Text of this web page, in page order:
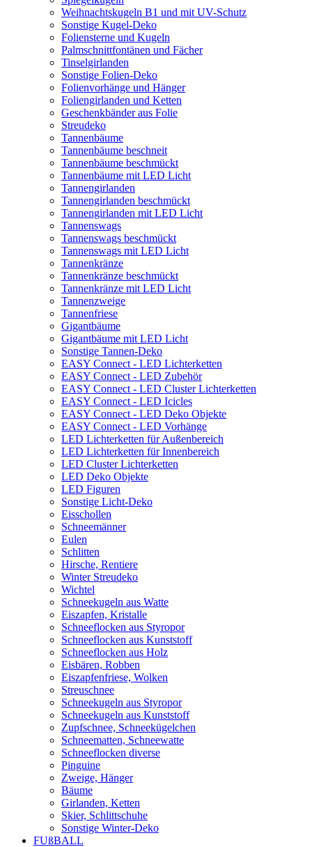
Weihnachtskugeln B1 und mit UV-Schutz
Sonstige Kugel-Deko
Foliensterne und Kugeln
Palmschnittfontänen und Fächer
Tinselgirlanden
Sonstige Folien-Deko
Folienvorhänge und Hänger
Foliengirlanden und Ketten
Geschenkbänder aus Folie
Streudeko
Tannenbäume
Tannenbäume beschneit
Tannenbäume beschmückt
Tannenbäume mit LED Licht
Tannengirlanden
Tannengirlanden beschmückt
Tannengirlanden mit LED Licht
Tannenswags
Tannenswags beschmückt
Tannenswags mit LED Licht
Tannenkränze
Tannenkränze beschmückt
Tannenkränze mit LED Licht
Tannenzweige
Tannenfriese
Gigantbäume
Gigantbäume mit LED Licht
Sonstige Tannen-Deko
EASY Connect - LED Lichterketten
EASY Connect - LED Zubehör
EASY Connect - LED Cluster Lichterketten
EASY Connect - LED Icicles
EASY Connect - LED Deko Objekte
EASY Connect - LED Vorhänge
LED Lichterketten für Außenbereich
LED Lichterketten für Innenbereich
LED Cluster Lichterketten
LED Deko Objekte
LED Figuren
Sonstige Licht-Deko
Eisschollen
Schneemänner
Eulen
Schlitten
Hirsche, Rentiere
Winter Streudeko
Wichtel
Schneekugeln aus Watte
Eiszapfen, Kristalle
Schneeflocken aus Styropor
Schneeflocken aus Kunststoff
Schneeflocken aus Holz
Eisbären, Robben
Eiszapfenfriese, Wolken
Streuschnee
Schneekugeln aus Styropor
Schneekugeln aus Kunststoff
Zupfschnee, Schneekügelchen
Schneematten, Schneewatte
Schneeflocken diverse
Pinguine
Zweige, Hänger
Bäume
Girlanden, Ketten
Skier, Schlittschuhe
Sonstige Winter-Deko
FUßBALL